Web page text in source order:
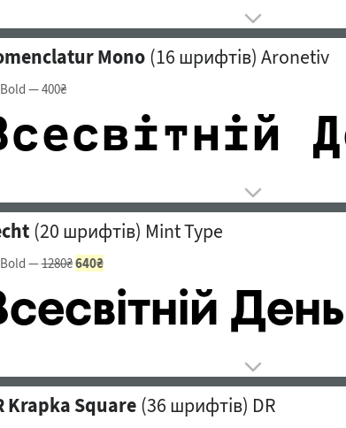
Mono (16 шрифтів) Aronetiv
Bold — 400₴
(20 шрифтів) Mint Type
Bold —1280₴640₴
Krapka Square (36 шрифтів) DR